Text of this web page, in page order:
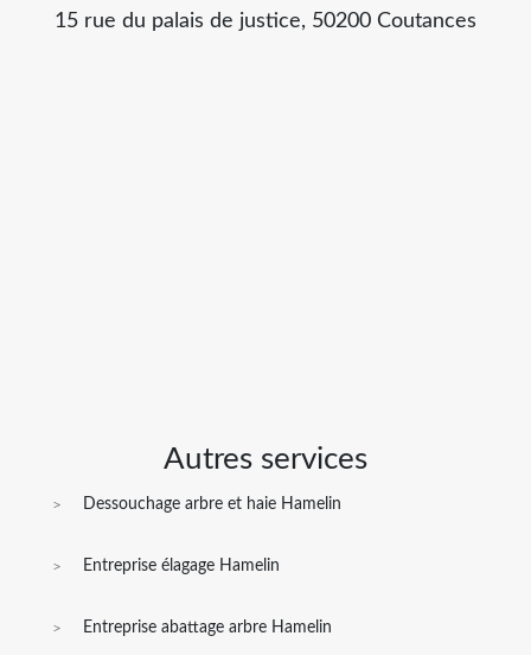
15 rue du palais de justice, 50200 Coutances
Autres services
Dessouchage arbre et haie Hamelin
Entreprise élagage Hamelin
Entreprise abattage arbre Hamelin